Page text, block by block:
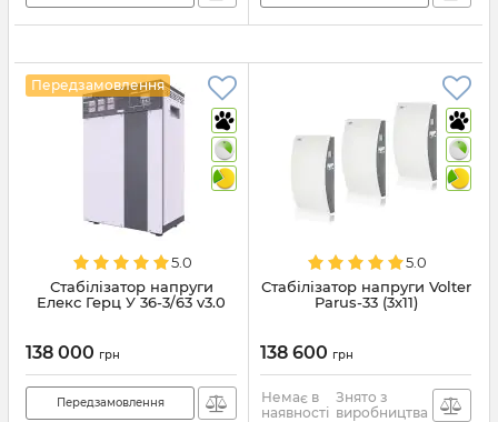
Передзамовлення
5.0
Стабілізатор напруги
Елекс Герц У 36-3/63 v3.0
138 000 грн
Передзамовлення
5.0
Стабілізатор напруги Volter
Parus-33 (3x11)
138 600 грн
Немає в
наявності
Знято з
виробництва